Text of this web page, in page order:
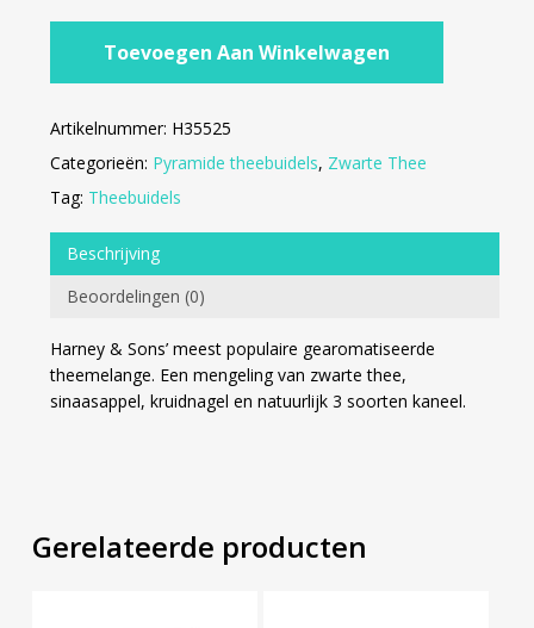
Toevoegen Aan Winkelwagen
Artikelnummer: H35525
Categorieën: Pyramide theebuidels, Zwarte Thee
Tag: Theebuidels
Beschrijving
Beoordelingen (0)
Harney & Sons’ meest populaire gearomatiseerde
theemelange. Een mengeling van zwarte thee,
sinaasappel, kruidnagel en natuurlijk 3 soorten kaneel.
Gerelateerde producten